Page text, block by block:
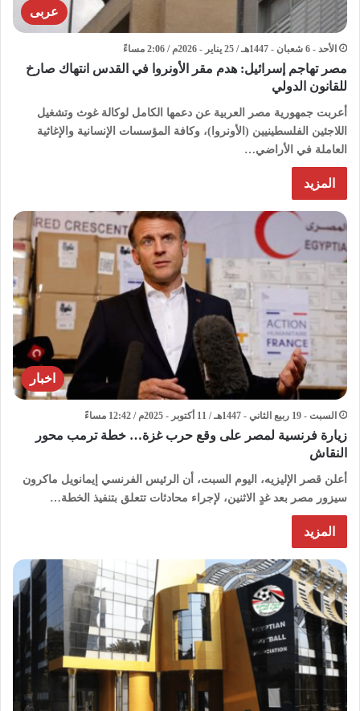
عربى
الأحد - 6 شعبان - 1447هـ / 25 يناير - 2026م / 2:06 مساءً
مصر تهاجم إسرائيل: هدم مقر الأونروا في القدس انتهاك صارخ
للقانون الدولي
أعربت جمهورية مصر العربية عن دعمها الكامل لوكالة غوث وتشغيل
اللاجئين الفلسطينيين (الأونروا)، وكافة المؤسسات الإنسانية والإغاثية
العاملة في الأراضي…
المزيد
اخبار
السبت - 19 ربيع الثاني - 1447هـ / 11 أكتوبر - 2025م / 12:42 مساءً
زيارة فرنسية لمصر على وقع حرب غزة… خطة ترمب محور
النقاش
أعلن قصر الإليزيه، اليوم السبت، أن الرئيس الفرنسي إيمانويل ماكرون
سيزور مصر بعد غدٍ الاثنين، لإجراء محادثات تتعلق بتنفيذ الخطة…
المزيد